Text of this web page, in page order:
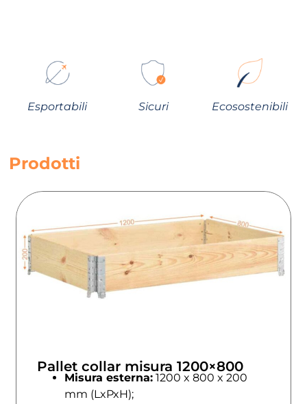
Esportabili Sicuri Ecosostenibili
Prodotti
Pallet collar misura 1200×800
Misura esterna: 1200 x 800 x 200
mm (LxPxH);